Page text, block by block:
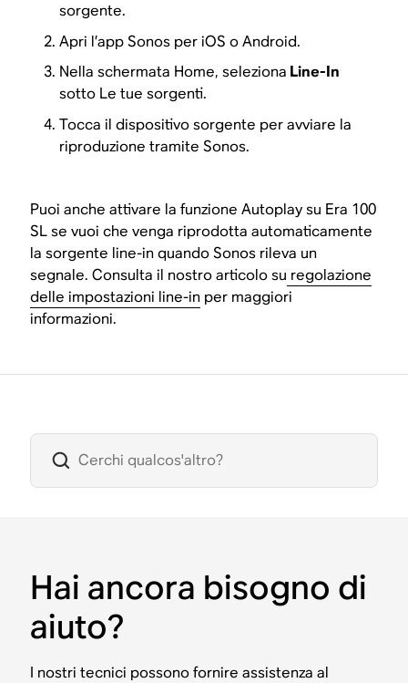
sorgente.
Apri l’app Sonos per iOS o Android.
Nella schermata Home, seleziona Line-In
sotto Le tue sorgenti.
Tocca il dispositivo sorgente per avviare la
riproduzione tramite Sonos.
Puoi anche attivare la funzione Autoplay su Era 100
SL se vuoi che venga riprodotta automaticamente
la sorgente line-in quando Sonos rileva un
segnale. Consulta il nostro articolo su regolazione
delle impostazioni line-in per maggiori
informazioni.
Hai ancora bisogno di
aiuto?
I nostri tecnici possono fornire assistenza al